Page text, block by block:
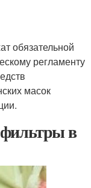
обязательной
регламенту
масок
в